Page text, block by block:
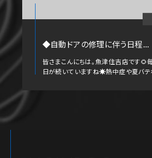
◆自動ドアの修理に伴う日程...
皆さまこんにちは。魚津住吉店です🌻
日が続いていますね☀️熱中症や夏バテ